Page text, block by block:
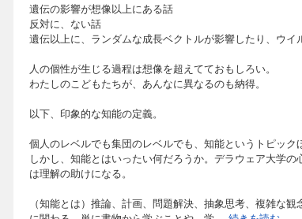
遺伝の影響が想像以上にある話
反対に、ない話
遺伝以上に、ランダムな成長ベクトルが影響したり、ウイ
人の個性が生じる過程は想像を超えてておもしろい。
わたしのこどもたちが、あんなに異なるのも納得。
以下、印象的な知能の定義。
個人のレベルでも集団のレベルでも、知能というトピック
しかし、知能とはいったい何だろうか。デラウェア大学
は理解の助けになる。
（知能とは）推論、計画、問題解決、抽象思考、複雑な